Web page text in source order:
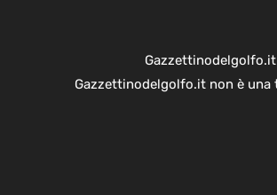
Gazzettinodelgolfo.it
Gazzettinodelgolfo.it non è